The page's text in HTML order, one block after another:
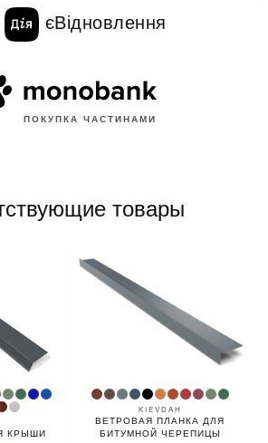
єВідновлення
ПОКУПКА ЧАСТИНАМИ
товары
КРЫШИ
KIEVDAH
ВЕТРОВАЯ ПЛАНКА ДЛЯ
БИТУМНОЙ ЧЕРЕПИЦЫ